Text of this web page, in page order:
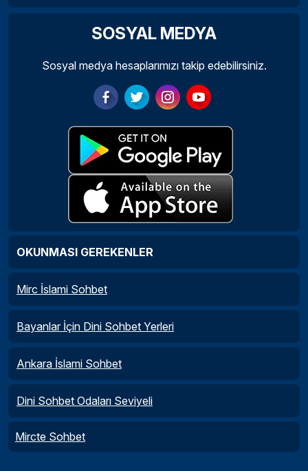
SOSYAL MEDYA
Sosyal medya hesaplarımızı takip edebilirsiniz.
OKUNMASI GEREKENLER
Mirc İslami Sohbet
Bayanlar İçin Dini Sohbet Yerleri
Ankara İslami Sohbet
Dini Sohbet Odaları Seviyeli
Mircte Sohbet